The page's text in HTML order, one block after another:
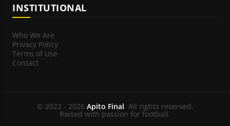
INSTITUTIONAL
Who We Are
Privacy Policy
Terms of Use
Contact
© 2022 - 2026 Apito Final. All rights reserved.
Raised with passion for football.